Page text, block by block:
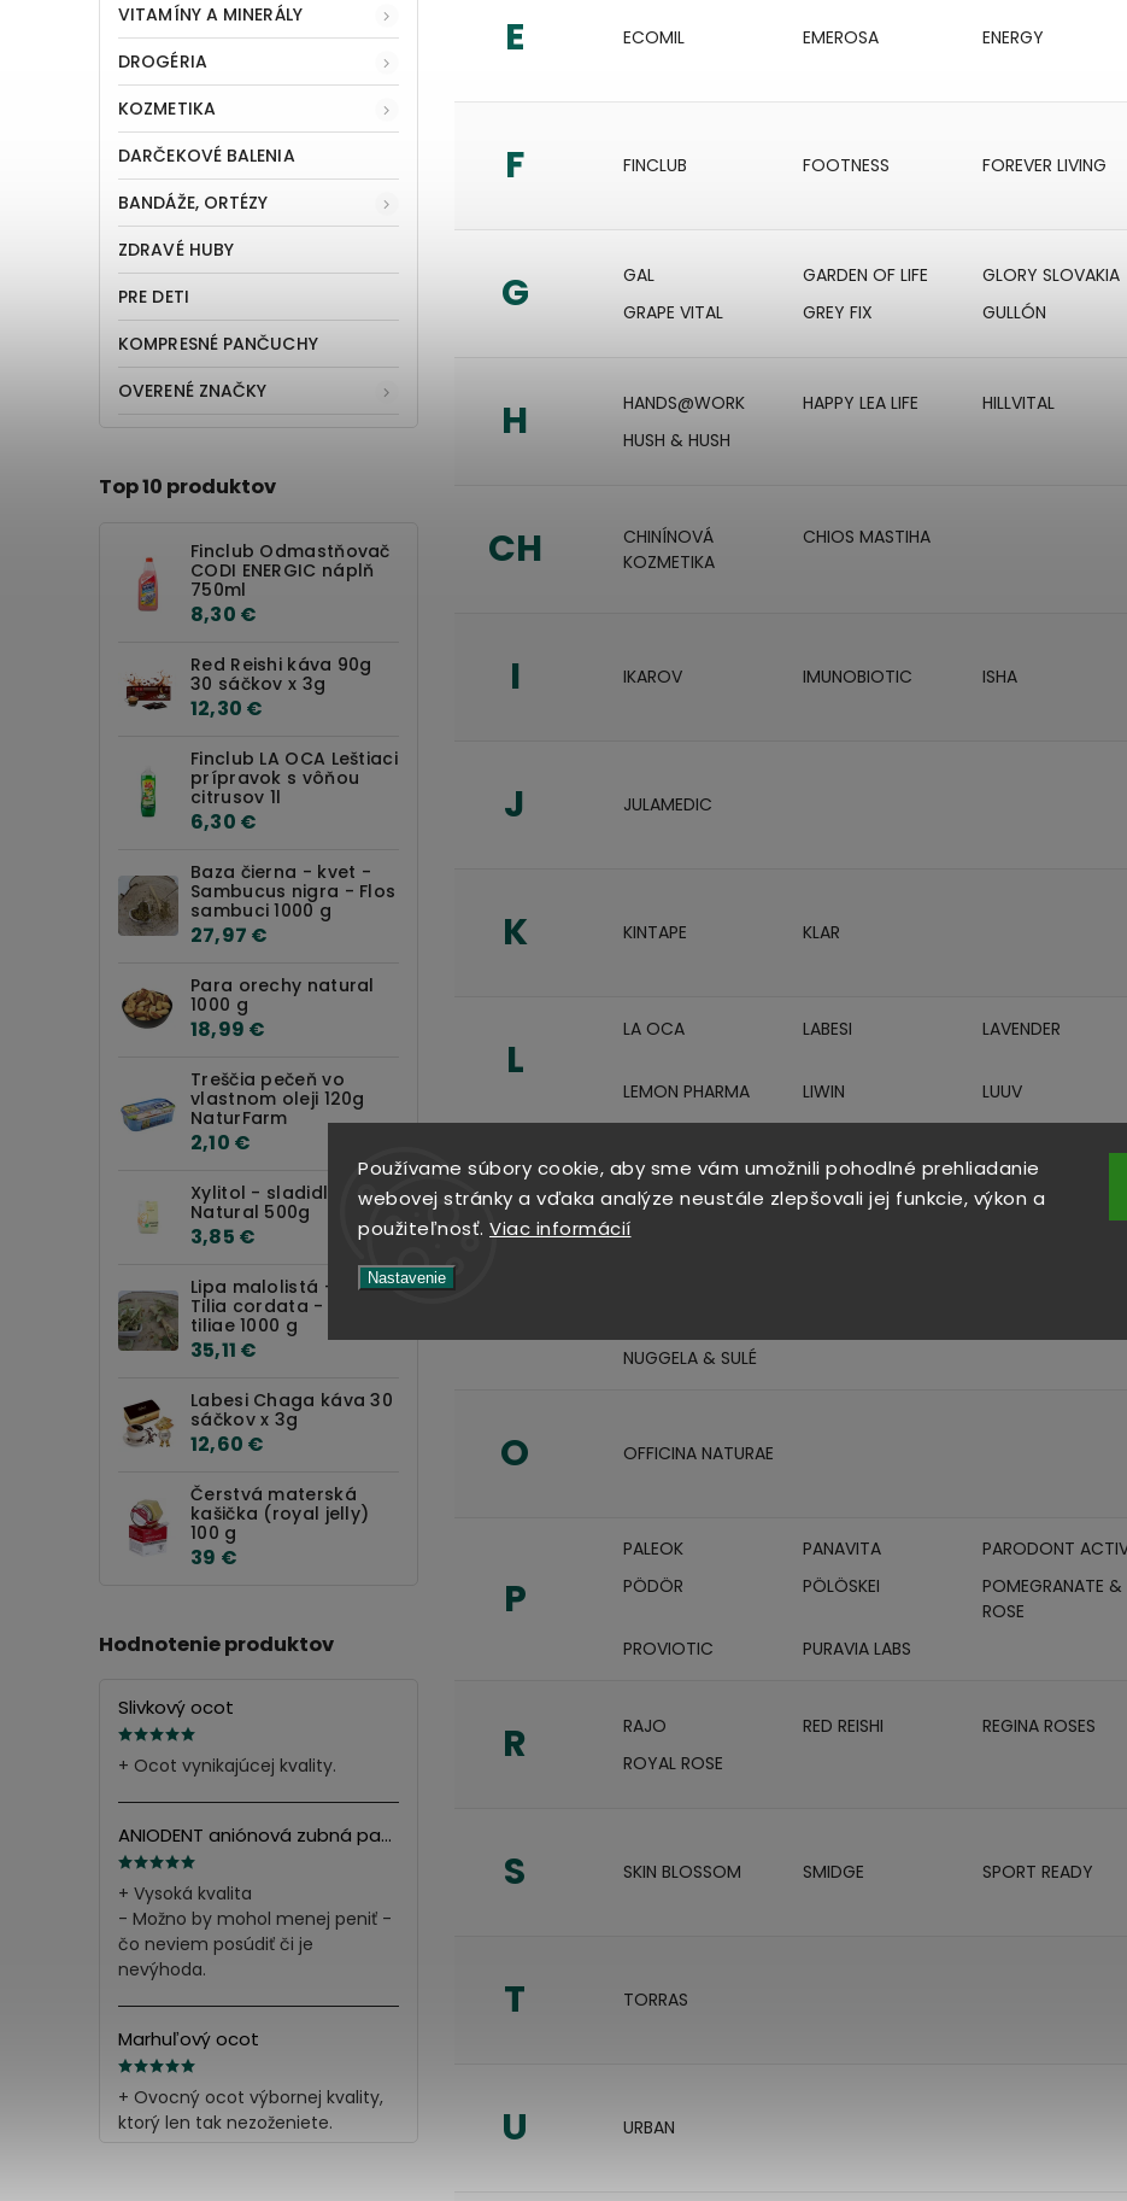
Používame súbory cookie, aby sme vám umožnili pohodlné prehliadanie
webovej stránky a vďaka analýze neustále zlepšovali jej funkcie, výkon a
použiteľnosť. Viac informácií
Nastavenie
VITAMÍNY A MINERÁLY
DROGÉRIA
KOZMETIKA
DARČEKOVÉ BALENIA
BANDÁŽE, ORTÉZY
ZDRAVÉ HUBY
PRE DETI
KOMPRESNÉ PANČUCHY
OVERENÉ ZNAČKY
Top 10 produktov
Finclub Odmastňovač
CODI ENERGIC náplň
750ml
8,30 €
Red Reishi káva 90g
30 sáčkov x 3g
12,30 €
Finclub LA OCA Leštiaci
prípravok s vôňou
citrusov 1l
6,30 €
Baza čierna - kvet -
Sambucus nigra - Flos
sambuci 1000 g
27,97 €
Para orechy natural
1000 g
18,99 €
Treščia pečeň vo
vlastnom oleji 120g
NaturFarm
2,10 €
Xylitol - sladidlo -
Natural 500g
3,85 €
Lipa malolistá - kvet -
Tilia cordata - Flos
tiliae 1000 g
35,11 €
Labesi Chaga káva 30
sáčkov x 3g
12,60 €
Čerstvá materská
kašička (royal jelly)
100 g
39 €
Hodnotenie produktov
Slivkový ocot
+ Ocot vynikajúcej kvality.
ANIODENT aniónová zubná pasta s minerálnymi soľami 165g
+ Vysoká kvalita
- Možno by mohol menej peniť -
čo neviem posúdiť či je
nevýhoda.
Marhuľový ocot
+ Ovocný ocot výbornej kvality,
ktorý len tak nezoženiete.
E ECOMIL EMEROSA ENERGY
F FINCLUB FOOTNESS FOREVER LIVING
G GAL GARDEN OF LIFE GLORY SLOVAKIA
GRAPE VITAL
GREY FIX GULLÓN
H HANDS@WORK HAPPY LEA LIFE HILLVITAL
HUSH & HUSH
CH
CHINÍNOVÁ
KOZMETIKA
CHIOS MASTIHA
I IKAROV IMUNOBIOTIC ISHA
J JULAMEDIC
K KINTAPE KLAR
L
LA OCA LABESI LAVENDER
LEMON PHARMA LIWIN LUUV
M MANI MASSIMO ZERO MASTICHA TERAPIA
MIRADENT
MY ROSE
NUGGELA & SULÉ
O OFFICINA NATURAE
P
PALEOK PANAVITA PARODONT
PÖDÖR
PÖLÖSKEI
POMEGRANATE &
ROSE
PROVIOTIC PURAVIA LABS
R RAJO RED REISHI REGINA ROSES
ROYAL ROSE
S SKIN BLOSSOM SMIDGE SPORT READY
T TORRAS
U URBAN